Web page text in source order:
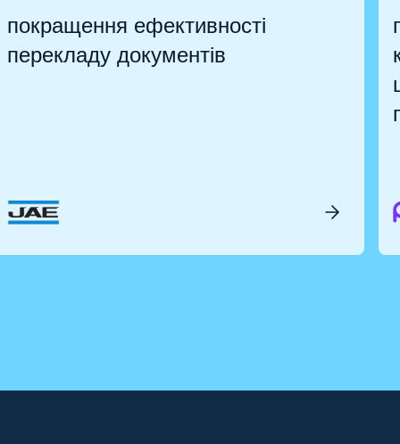
покращення ефективності
перекладу документів